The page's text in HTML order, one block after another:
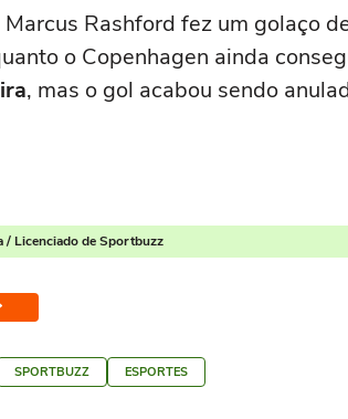
Rashford fez um golaço
o Copenhagen ainda
, mas o gol acabou sendo
/ Licenciado de Sportbuzz
SPORTBUZZ ESPORTES